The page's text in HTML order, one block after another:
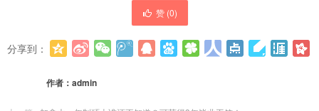
赞 (0)
分享到：
作者： admin